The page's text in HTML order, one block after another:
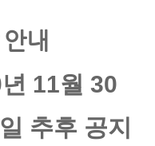
내
년 11월 30
추후 공지